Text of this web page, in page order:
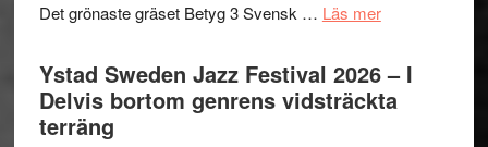
med
Mulder
och
Dana
Kulturs
Det grönaste gräset Betyg 3 Svensk … Läs merom
Det
grönaste
gräset
Ystad Sweden Jazz Festival 2026 – I
Delvis bortom genrens vidsträckta
terräng